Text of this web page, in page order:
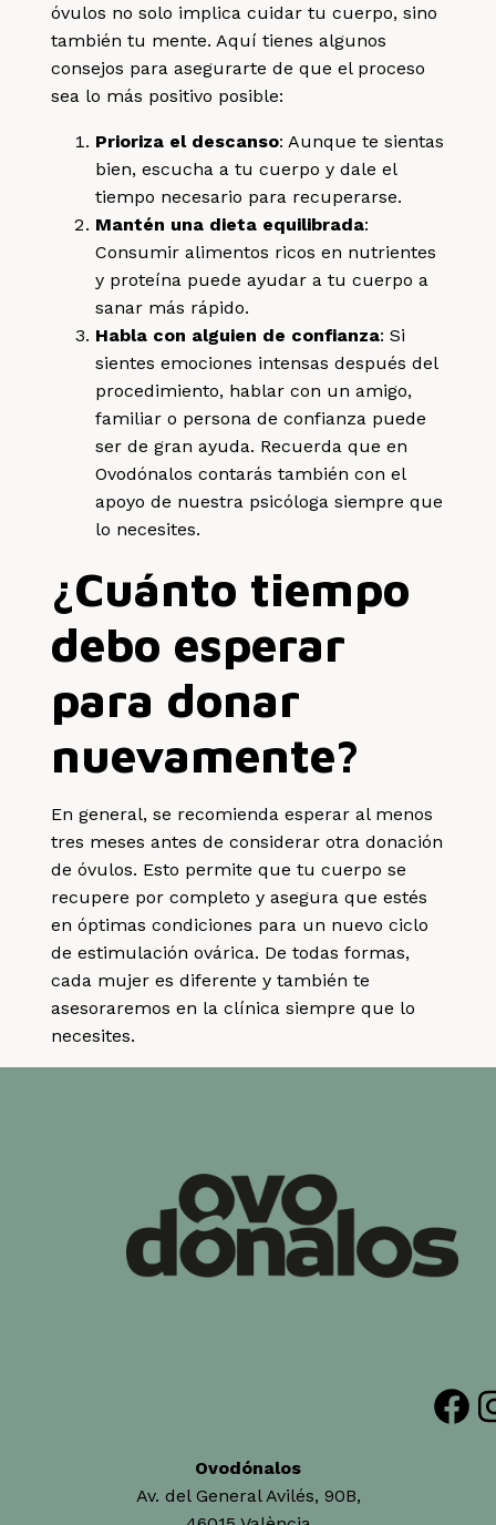
óvulos no solo implica cuidar tu cuerpo, sino
también tu mente. Aquí tienes algunos
consejos para asegurarte de que el proceso
sea lo más positivo posible:
Prioriza el descanso: Aunque te sientas
bien, escucha a tu cuerpo y dale el
tiempo necesario para recuperarse.
Mantén una dieta equilibrada:
Consumir alimentos ricos en nutrientes
y proteína puede ayudar a tu cuerpo a
sanar más rápido.
Habla con alguien de confianza: Si
sientes emociones intensas después del
procedimiento, hablar con un amigo,
familiar o persona de confianza puede
ser de gran ayuda. Recuerda que en
Ovodónalos contarás también con el
apoyo de nuestra psicóloga siempre que
lo necesites.
¿Cuánto tiempo
debo esperar
para donar
nuevamente?
En general, se recomienda esperar al menos
tres meses antes de considerar otra donación
de óvulos. Esto permite que tu cuerpo se
recupere por completo y asegura que estés
en óptimas condiciones para un nuevo ciclo
de estimulación ovárica. De todas formas,
cada mujer es diferente y también te
asesoraremos en la clínica siempre que lo
necesites.
Facebook
Ovodónalos
Av. del General Avilés, 90B,